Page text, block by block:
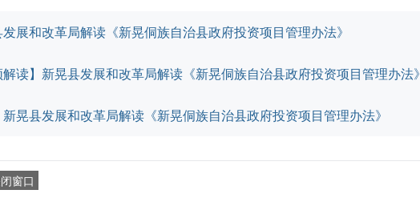
展和改革局解读《新晃侗族自治县政府投资项目管理办法》
解读】新晃县发展和改革局解读《新晃侗族自治县政府投资项目管理办法》
晃县发展和改革局解读《新晃侗族自治县政府投资项目管理办法》
窗口